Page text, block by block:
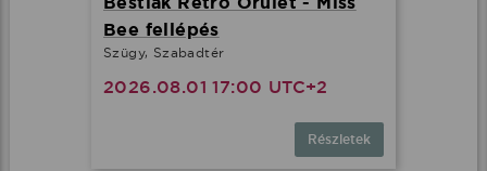
Bee fellépés
Szügy, Szabadtér
2026.08.01 17:00 UTC+2
Részletek